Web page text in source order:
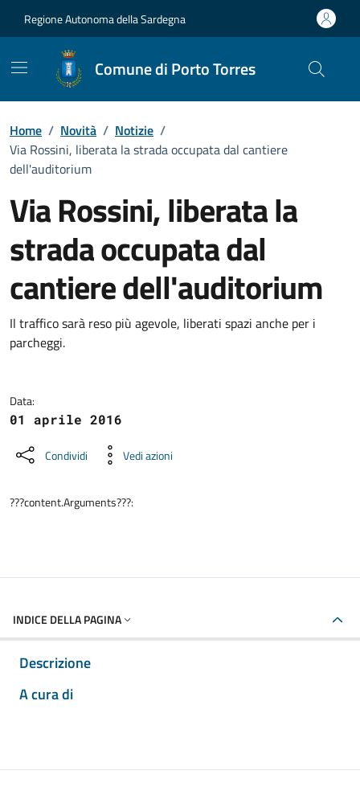
Regione Autonoma della Sardegna
Comune di Porto Torres
Home / Novità / Notizie /
Via Rossini, liberata la strada occupata dal cantiere
dell'auditorium
Via Rossini, liberata la
strada occupata dal
cantiere dell'auditorium
Dettagli della notizia
Il traffico sarà reso più agevole, liberati spazi anche per i
parcheggi.
Data:
01 aprile 2016
Condividi Vedi azioni
???content.Arguments???:
INDICE DELLA PAGINA
Descrizione
A cura di